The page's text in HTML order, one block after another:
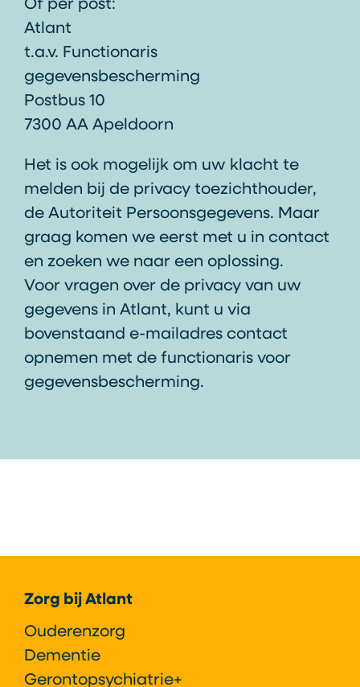
Of per post:
Atlant
t.a.v. Functionaris
gegevensbescherming
Postbus 10
7300 AA Apeldoorn
Het is ook mogelijk om uw klacht te
melden bij de privacy toezichthouder,
de Autoriteit Persoonsgegevens. Maar
graag komen we eerst met u in contact
en zoeken we naar een oplossing.
Voor vragen over de privacy van uw
gegevens in Atlant, kunt u via
bovenstaand e-mailadres contact
opnemen met de functionaris voor
gegevensbescherming.
Zorg bij Atlant
Ouderenzorg
Dementie
Gerontopsychiatrie+